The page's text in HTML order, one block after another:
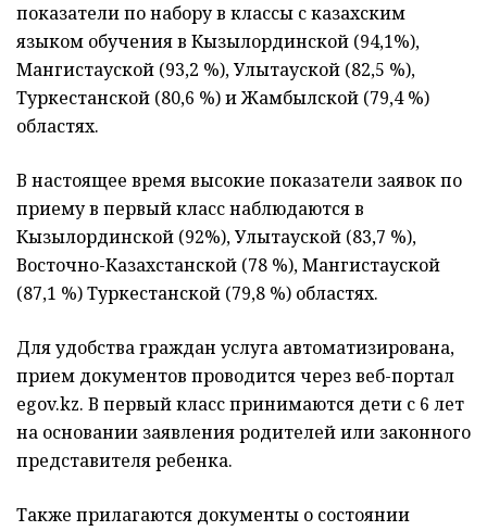
показатели по набору в классы с казахским
языком обучения в Кызылординской (94,1%),
Мангистауской (93,2 %), Улытауской (82,5 %),
Туркестанской (80,6 %) и Жамбылской (79,4 %)
областях.
В настоящее время высокие показатели заявок по
приему в первый класс наблюдаются в
Кызылординской (92%), Улытауской (83,7 %),
Восточно-Казахстанской (78 %), Мангистауской
(87,1 %) Туркестанской (79,8 %) областях.
Для удобства граждан услуга автоматизирована,
прием документов проводится через веб-портал
egov.kz. В первый класс принимаются дети с 6 лет
на основании заявления родителей или законного
представителя ребенка.
Также прилагаются документы о состоянии